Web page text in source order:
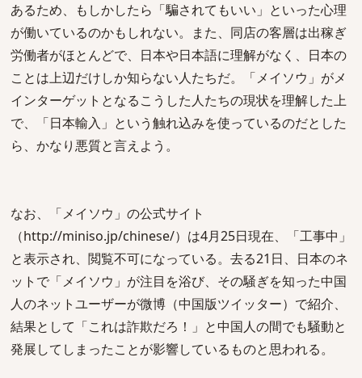
あるため、もしかしたら「騙されてもいい」といった心理
が働いているのかもしれない。また、同店の客層は出稼ぎ
労働者がほとんどで、日本や日本語に理解がなく、日本の
ことは上辺だけしか知らない人たちだ。「メイソウ」がメ
インターゲットとなるこうした人たちの現状を理解した上
で、「日本輸入」という触れ込みを使っているのだとした
ら、かなり悪質と言えよう。
なお、「メイソウ」の公式サイト
（http://miniso.jp/chinese/）は4月25日現在、「工事中」
と表示され、閲覧不可になっている。去る21日、日本のネ
ットで「メイソウ」が注目を浴び、その騒ぎを知った中国
人のネットユーザーが微博（中国版ツイッター）で紹介、
結果として「これは詐欺だろ！」と中国人の間でも騒動と
発展してしまったことが影響しているものと思われる。